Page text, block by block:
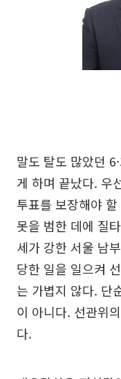
말도 탈도 많았던
게 하며 끝났다. 우
투표를 보장해야
못을 범한 데에 질
세가 강한 서울 남
당한 일을 일으켜
는 가볍지 않다. 단
이 아니다. 선관위
다.